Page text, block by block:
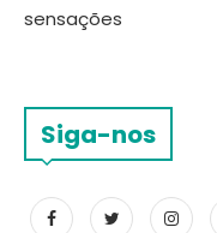
sensações
Siga-nos